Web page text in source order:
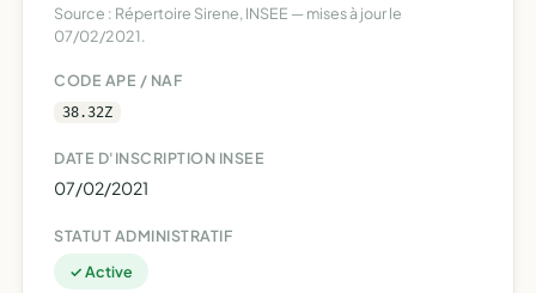
Source : Répertoire Sirene, INSEE — mises à jour le
07/02/2021.
CODE APE / NAF
38.32Z
DATE D'INSCRIPTION INSEE
07/02/2021
STATUT ADMINISTRATIF
✓ Active